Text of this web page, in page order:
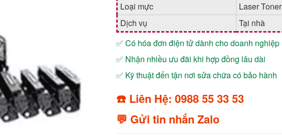
Loại mực
Laser Toner
Dịch vụ
Tại nhà
✅ Có hóa đơn điện tử dành cho doanh nghiệp
✅ Nhận nhiều ưu đãi khi hợp đồng lâu dài
✅ Kỹ thuật đến tận nơi sửa chữa có bảo hành
☎️ Liên Hệ: 0988 55 33 53
💬 Gửi tin nhắn Zalo